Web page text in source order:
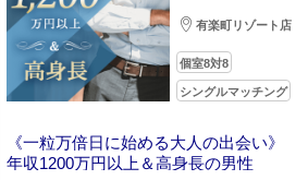
有楽町リゾート店
個室8対8
シングルマッチング
《一粒万倍日に始める大人の出会い》
年収1200万円以上＆高身長の男性